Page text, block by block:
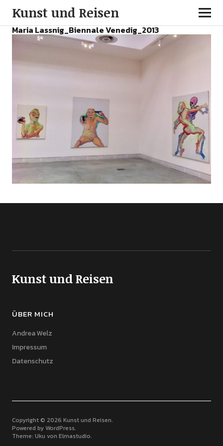
Kunst und Reisen
Maria Lassnig_Biennale Venedig_2013
Kunst und Reisen
ÜBER MICH
Andrea Welz
Impressum
Datenschutz
Copyright © 2026 Kunst und Reisen
Powered by WordPress
Theme: Uku von Elmastudio